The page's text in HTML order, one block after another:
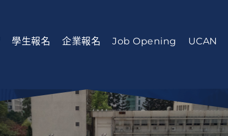
學生報名 企業報名 Job Opening UCAN